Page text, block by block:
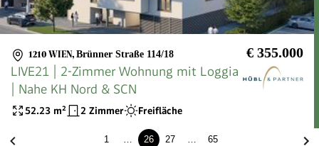
1210 WIEN, Brünner Straße 114/18 € 355.000
LIVE21 | 2-Zimmer Wohnung mit Loggia
| Nahe KH Nord & SCN
52.23 m² 2 Zimmer Freifläche
1 … 26 27 … 65